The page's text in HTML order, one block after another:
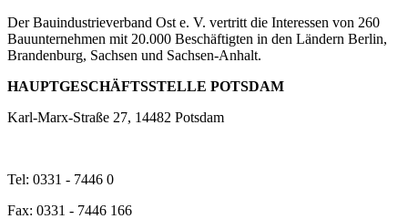
Der Bauindustrieverband Ost e. V. vertritt die Interessen von 260
Bauunternehmen mit 20.000 Beschäftigten in den Ländern Berlin,
Brandenburg, Sachsen und Sachsen-Anhalt.
HAUPTGESCHÄFTSSTELLE POTSDAM
Karl-Marx-Straße 27, 14482 Potsdam
Tel: 0331 - 7446 0
Fax: 0331 - 7446 166